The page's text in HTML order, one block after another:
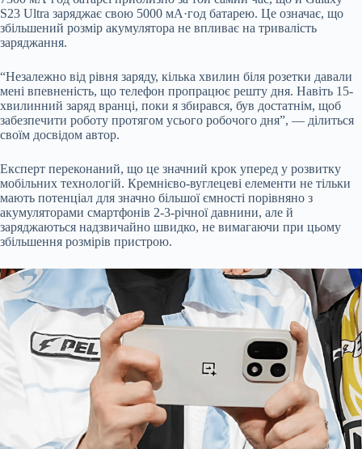
S23 Ultra заряджає свою 5000 мА·год батарею. Це означає, що
збільшений розмір акумулятора не впливає на тривалість
заряджання.
“Незалежно від рівня заряду, кілька хвилин біля розетки давали
мені впевненість, що телефон пропрацює решту дня. Навіть 15-
хвилинний заряд вранці, поки я збирався, був достатнім, щоб
забезпечити роботу протягом усього робочого дня”, — ділиться
своїм досвідом автор.
Експерт переконаний, що це значний крок уперед у розвитку
мобільних технологій. Кремнієво-вуглецеві елементи не тільки
мають потенціал для значно більшої ємності порівняно з
акумуляторами смартфонів 2-3-річної давнини, але й
заряджаються надзвичайно швидко, не вимагаючи при цьому
збільшення розмірів пристрою.